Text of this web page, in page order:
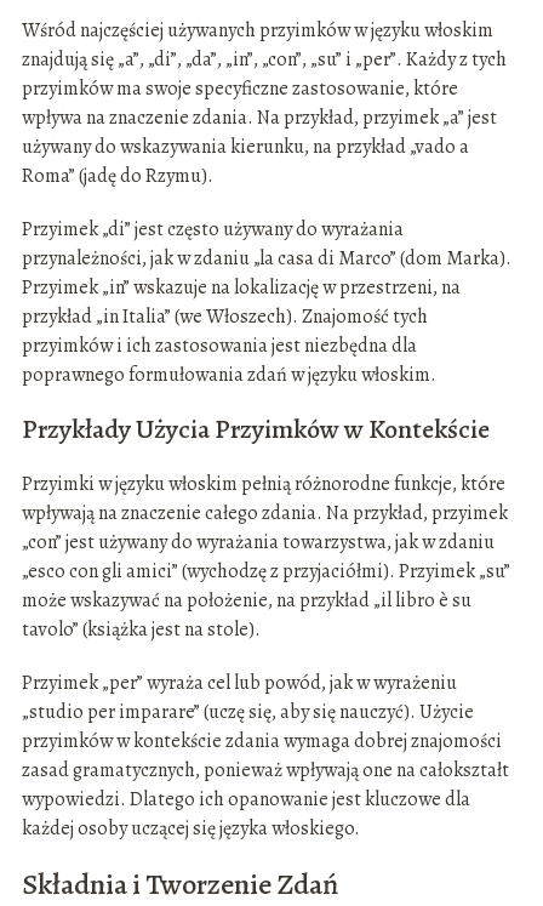
Wśród najczęściej używanych przyimków w języku włoskim
znajdują się „a”, „di”, „da”, „in”, „con”, „su” i „per”. Każdy z tych
przyimków ma swoje specyficzne zastosowanie, które
wpływa na znaczenie zdania. Na przykład, przyimek „a” jest
używany do wskazywania kierunku, na przykład „vado a
Roma” (jadę do Rzymu).
Przyimek „di” jest często używany do wyrażania
przynależności, jak w zdaniu „la casa di Marco” (dom Marka).
Przyimek „in” wskazuje na lokalizację w przestrzeni, na
przykład „in Italia” (we Włoszech). Znajomość tych
przyimków i ich zastosowania jest niezbędna dla
poprawnego formułowania zdań w języku włoskim.
Przykłady Użycia Przyimków w Kontekście
Przyimki w języku włoskim pełnią różnorodne funkcje, które
wpływają na znaczenie całego zdania. Na przykład, przyimek
„con” jest używany do wyrażania towarzystwa, jak w zdaniu
„esco con gli amici” (wychodzę z przyjaciółmi). Przyimek „su”
może wskazywać na położenie, na przykład „il libro è su
tavolo” (książka jest na stole).
Przyimek „per” wyraża cel lub powód, jak w wyrażeniu
„studio per imparare” (uczę się, aby się nauczyć). Użycie
przyimków w kontekście zdania wymaga dobrej znajomości
zasad gramatycznych, ponieważ wpływają one na całokształt
wypowiedzi. Dlatego ich opanowanie jest kluczowe dla
każdej osoby uczącej się języka włoskiego.
Składnia i Tworzenie Zdań